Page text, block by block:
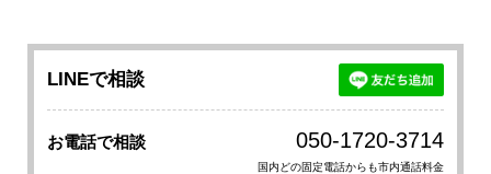
LINEで相談
お電話で相談 050-1720-3714
国内どの固定電話からも市内通話料金